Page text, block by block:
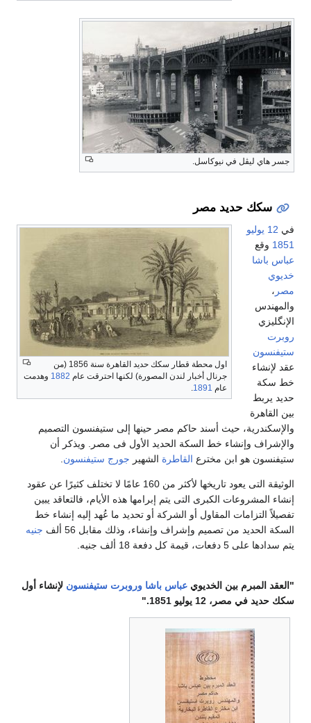
جسر هاي ليڤل في نيوكاسل.
سكك حديد مصر
اول محطة قطار سكك حديد القاهرة سنة 1856 (من
جرنال أخبار لندن المصورة) لكنها احترقت عام 1882 وهدمت
عام 1891
.
في 12 يوليو
1851 وقع
عباس باشا
خديوي
مصر ،
والمهندس
الإنگليزي
روبرت
ستيفنسون
عقد لإنشاء
خط سكة
حديد يربط
بين القاهرة
والإسكندرية، حيث أسند حاكم مصر حينها إلى ستيفنسون التصميم
والإشراف وإنشاء خط السكة الحديد الأول فى مصر. ويذكر أن
ستيفنسون هو ابن مخترع القاطرة الشهير جورج ستيفنسون
الوثيقة التى يعود تاريخها لأكثر من 160 عامًا لا تختلف كثيرًا عن عقود
إنشاء المشروعات الكبرى التى يتم إبرامها هذه الأيام، فالتعاقد يبين
تفصيلاً التزامات المقاول أو الشركة أو تحديد ما عُهد إليه إنشاء خط
السكة الحديد من تصميم وإشراف وإنشاء، وذلك مقابل 56 ألف
جنيه
يتم سدادها على 5 دفعات، قيمة كل دفعة 18 ألف جنيه.
"العقد المبرم بين الخديوي عباس باشا وروبرت ستيفنسون لإنشاء أول
سكك حديد في مصر، 12 يوليو 1851."